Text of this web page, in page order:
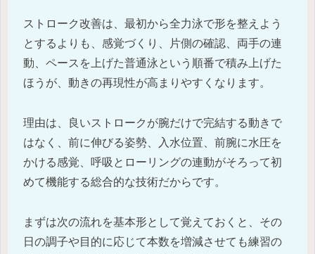
ストローク改善は、最初から全力泳で形を整えよう
とするよりも、感覚づくり、片側の確認、両手の連
動、ペースを上げた普通泳という順番で積み上げた
ほうが、動きの再現性が高まりやすくなります。
理由は、良いストロークが腕だけで完結する動きで
はなく、前に伸びる姿勢、入水位置、前腕に水圧を
かける感覚、呼吸とローリングの連動がそろって初
めて機能する総合的な技術だからです。
まずは次の流れを基本形として覚えておくと、その
日の調子や目的に応じて本数を増減させても練習の